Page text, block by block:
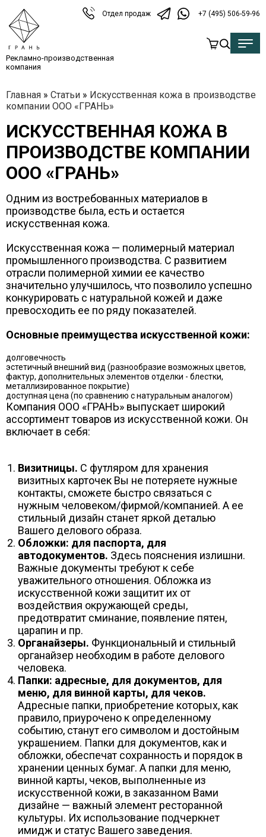
Отдел продаж +7 (495) 506-59-96
Рекламно-производственная
компания
Главная » Статьи » Искусственная кожа в производстве
компании ООО «ГРАНЬ»
ИСКУССТВЕННАЯ КОЖА В
ПРОИЗВОДСТВЕ КОМПАНИИ
ООО «ГРАНЬ»
Одним из востребованных материалов в
производстве была, есть и остается
искусственная кожа.
Искусственная кожа — полимерный материал
промышленного производства. С развитием
отрасли полимерной химии ее качество
значительно улучшилось, что позволило успешно
конкурировать с натуральной кожей и даже
превосходить ее по ряду показателей.
Основные преимущества искусственной кожи:
долговечность
эстетичный внешний вид (разнообразие возможных цветов,
фактур, дополнительных элементов отделки - блестки,
металлизированное покрытие)
доступная цена (по сравнению с натуральным аналогом)
Компания ООО «ГРАНЬ» выпускает широкий
ассортимент товаров из искусственной кожи. Он
включает в себя:
Визитницы. С футляром для хранения
визитных карточек Вы не потеряете нужные
контакты, сможете быстро связаться с
нужным человеком/фирмой/компанией. А ее
стильный дизайн станет яркой деталью
Вашего делового образа.
Обложки: для паспорта, для
автодокументов. Здесь пояснения излишни.
Важные документы требуют к себе
уважительного отношения. Обложка из
искусственной кожи защитит их от
воздействия окружающей среды,
предотвратит сминание, появление пятен,
царапин и пр.
Органайзеры. Функциональный и стильный
органайзер необходим в работе делового
человека.
Папки: адресные, для документов, для
меню, для винной карты, для чеков.
Адресные папки, приобретение которых, как
правило, приурочено к определенному
событию, станут его символом и достойным
украшением. Папки для документов, как и
обложки, обеспечат сохранность и порядок в
хранении ценных бумаг. А папки для меню,
винной карты, чеков, выполненные из
искусственной кожи, в заказанном Вами
дизайне — важный элемент ресторанной
культуры. Их использование подчеркнет
имидж и статус Вашего заведения.